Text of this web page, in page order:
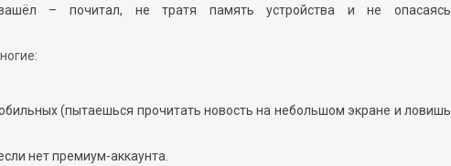
зашёл – почитал, не тратя память устройства и не опасаясь
(пытаешься прочитать новость на небольшом экране и ловишь
нет премиум-аккаунта.